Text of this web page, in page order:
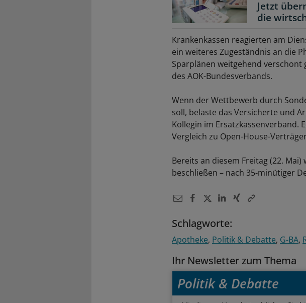
Jetzt
die
Krankenkassen reagierten am
ein weiteres Zugeständnis an die
Sparplänen weitgehend verschont
des AOK-Bundesverbands.
Wenn der Wettbewerb durch
soll, belaste das Versicherte und
Kollegin im Ersatzkassenverband.
Vergleich zu Open-House-
Bereits an diesem Freitag (22.
beschließen – nach 35-minütiger
Schlagworte:
Apotheke Politik & Debatte G-BA
Ihr Newsletter zum Thema
Politik & Debatte